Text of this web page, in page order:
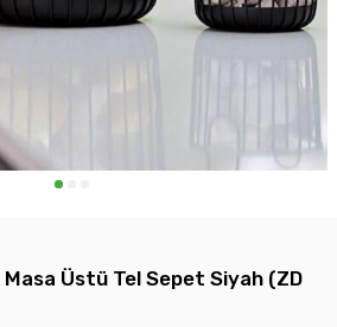
Üstü Tel Sepet Siyah (ZD